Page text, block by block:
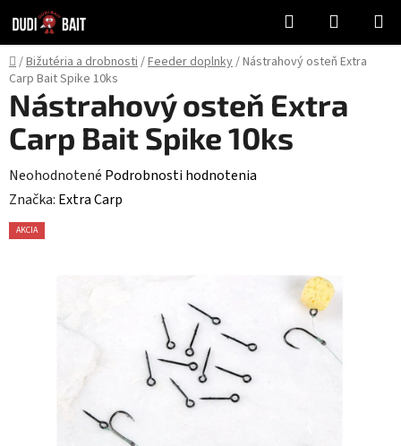
na
obsah
Hľadať
KOŠÍK
Domov
/Bižutéria a drobnosti/Feeder doplnky/Nástrahový osteň Extra
Carp Bait Spike 10ks
Nástrahový osteň Extra
Carp Bait Spike 10ks
Priemerné
hodnotenie
produktu
Neohodnotené Podrobnosti hodnotenia
Značka: Extra Carp
AKCIA